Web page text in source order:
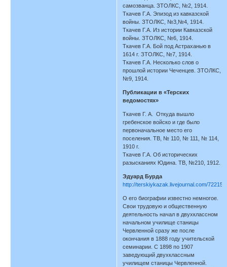
самозванца. ЗТОЛКС, №2, 1914.
Ткачев Г.А. Эпизод из кавказской
войны. ЗТОЛКС, №3,№4, 1914.
Ткачев Г.А. Из истории Кавказской
войны. ЗТОЛКС, №6, 1914.
Ткачев Г.А. Бой под Астраханью в
1614 г. ЗТОЛКС, №7, 1914.
Ткачев Г.А. Несколько слов о
прошлой истории Чеченцев. ЗТОЛКС,
№9, 1914.
Публикации в «Терских
ведомостях»
Ткачев Г. А. Откуда вышло
гребенское войско и где было
первоначальное место его
поселения. ТВ, № 110, № 111, № 114,
1910 г.
Ткачев Г.А. Об исторических
разысканиях Юдина. ТВ, №210, 1912.
Эдуард Бурда
http://terskiykazak.livejournal.com/
О его биографии известно немногое.
Свои трудовую и общественную
деятельность начал в двухклассном
начальном училище станицы
Червленной сразу же после
окончания в 1888 году учительской
семинарии. С 1898 по 1907
заведующий двухклассным
училищем станицы Червленной.